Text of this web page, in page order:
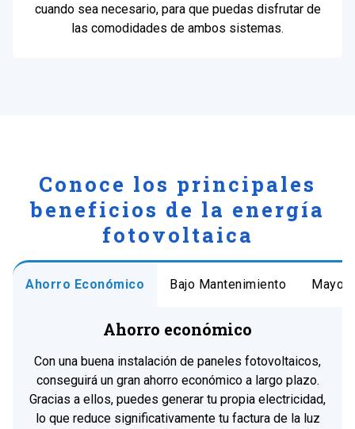
cuando sea necesario, para que puedas disfrutar de
las comodidades de ambos sistemas.
Conoce los principales
beneficios de la energía
fotovoltaica
Ahorro Económico Bajo Mantenimiento Mayor
Ahorro económico
Con una buena instalación de paneles fotovoltaicos,
conseguirá un gran ahorro económico a largo plazo.
Gracias a ellos, puedes generar tu propia electricidad,
lo que reduce significativamente tu factura de la luz